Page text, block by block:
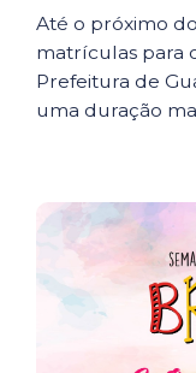
Até o próximo
matrículas para
Prefeitura de
uma duração